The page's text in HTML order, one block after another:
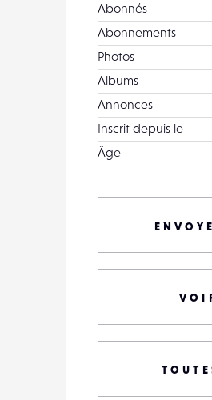
Abonnés
Abonnements
Photos
Albums
Annonces
Inscrit depuis le
Âge